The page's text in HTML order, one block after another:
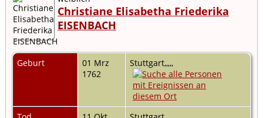
Christiane Elisabetha Friederika
EISENBACH
Geburt
01 Mrz
1762
Stuttgart,,,,,